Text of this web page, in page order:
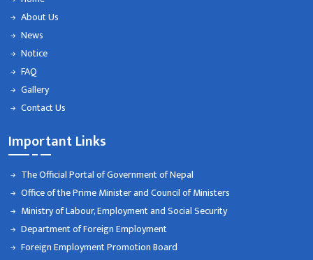
About Us
News
Notice
FAQ
Gallery
Contact Us
Important Links
The Official Portal of Government of Nepal
Office of the Prime Minister and Council of Ministers
Ministry of Labour, Employment and Social Security
Department of Foreign Employment
Foreign Employment Promotion Board